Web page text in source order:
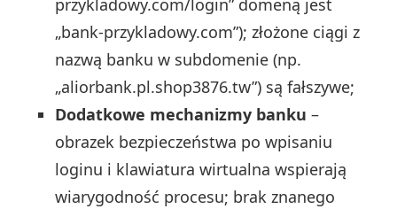
przykladowy.com/login” domeną jest
„bank-przykladowy.com”); złożone ciągi z
nazwą banku w subdomenie (np.
„aliorbank.pl.shop3876.tw”) są fałszywe;
Dodatkowe mechanizmy banku –
obrazek bezpieczeństwa po wpisaniu
loginu i klawiatura wirtualna wspierają
wiarygodność procesu; brak znanego